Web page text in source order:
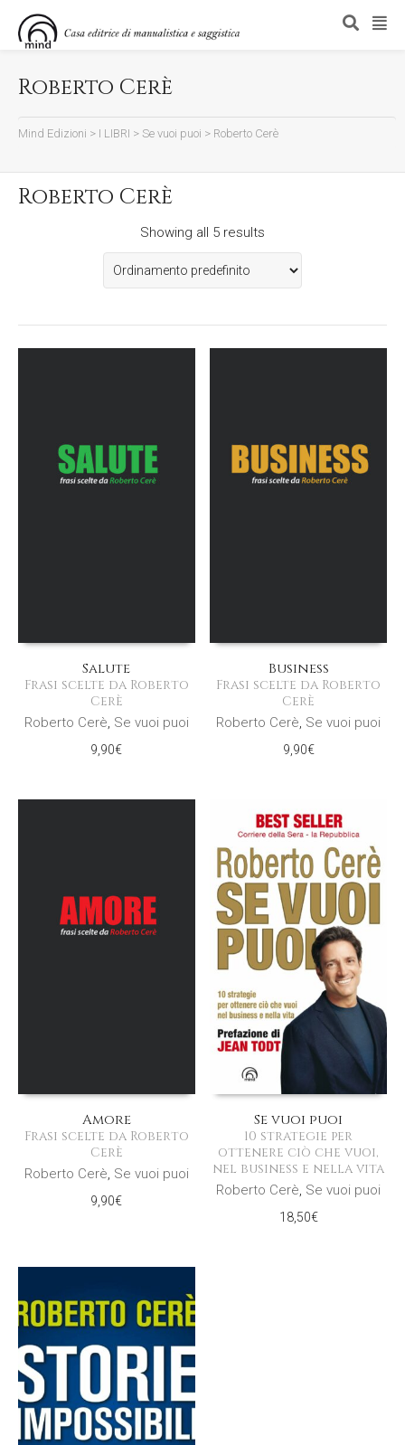
Roberto Cerè
Mind Edizioni > I LIBRI > Se vuoi puoi > Roberto Cerè
Roberto Cerè
Showing all 5 results
Salute
Frasi scelte da Roberto
Cerè
Roberto Cerè, Se vuoi puoi
9,90€
Business
Frasi scelte da Roberto
Cerè
Roberto Cerè, Se vuoi puoi
9,90€
Amore
Frasi scelte da Roberto
Cerè
Roberto Cerè, Se vuoi puoi
9,90€
Se vuoi puoi
10 strategie per
ottenere ciò che vuoi,
nel business e nella vita
Roberto Cerè, Se vuoi puoi
18,50€